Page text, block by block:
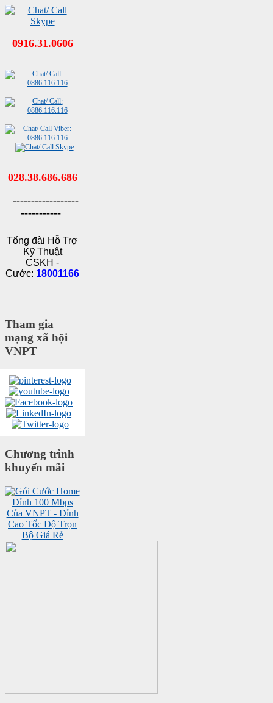
0916.31.0606
028.38.686.686
------------------
-----------
Tổng đài Hỗ Trợ
Kỹ Thuật
CSKH -
Cước: 18001166
Tham gia
mạng xã hội
VNPT
Chương trình
khuyến mãi